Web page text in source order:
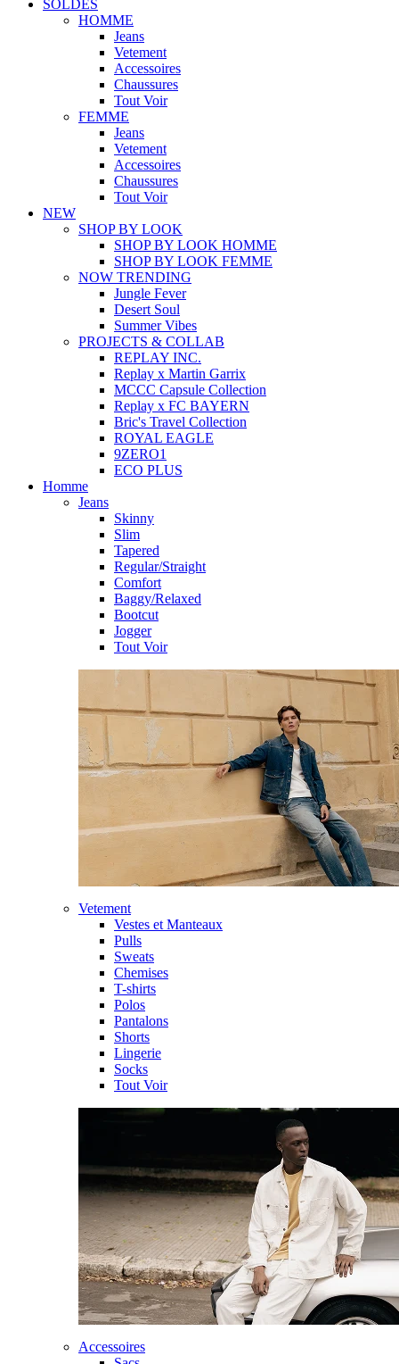
SOLDES
HOMME
Jeans
Vetement
Accessoires
Chaussures
Tout Voir
FEMME
Jeans
Vetement
Accessoires
Chaussures
Tout Voir
NEW
SHOP BY LOOK
SHOP BY LOOK HOMME
SHOP BY LOOK FEMME
NOW TRENDING
Jungle Fever
Desert Soul
Summer Vibes
PROJECTS & COLLAB
REPLAY INC.
Replay x Martin Garrix
MCCC Capsule Collection
Replay x FC BAYERN
Bric's Travel Collection
ROYAL EAGLE
9ZERO1
ECO PLUS
Homme
Jeans
Skinny
Slim
Tapered
Regular/Straight
Comfort
Baggy/Relaxed
Bootcut
Jogger
Tout Voir
Vetement
Vestes et Manteaux
Pulls
Sweats
Chemises
T-shirts
Polos
Pantalons
Shorts
Lingerie
Socks
Tout Voir
Accessoires